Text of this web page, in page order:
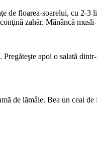
de floarea-soarelui, cu 2-3
zahăr. Mănâncă
apoi o salată
de lămâie. Bea un ceai